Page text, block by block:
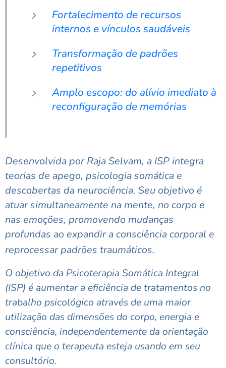
Fortalecimento de recursos
internos e vínculos saudáveis
Transformação de padrões
repetitivos
Amplo escopo: do alívio imediato à
reconfiguração de memórias
Desenvolvida por Raja Selvam, a ISP integra
teorias de apego, psicologia somática e
descobertas da neurociência. Seu objetivo é
atuar simultaneamente na mente, no corpo e
nas emoções, promovendo mudanças
profundas ao expandir a consciência corporal e
reprocessar padrões traumáticos.
O objetivo da Psicoterapia Somática Integral
(ISP) é aumentar a eficiência detratamentos no
trabalho psicológico através de uma maior
utilização das dimensões do corpo, energia e
consciência, independentemente da orientação
clínica que o terapeuta esteja usando em seu
consultório.